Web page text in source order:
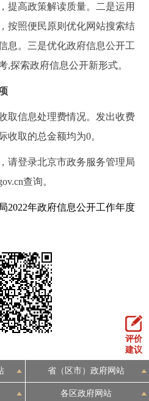
提高政策解读质量。二是运用
按照便民原则优化网站搜索结
息。三是优化政府信息公开工
,探索政府信息公开新形式。
信息处理费情况。发出收费
收取的总金额均为0。
登录北京市政务服务管理局
查询。
2022年政府信息公开工作年度
评价
建议
省（区市）政府网站
各区政府网站